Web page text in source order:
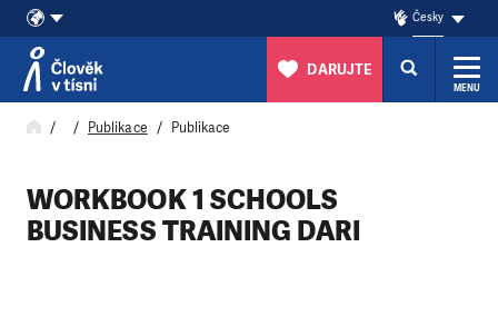
Přeskočit na obsah
Česky
DARUJTE
MENU
Publikace Publikace
WORKBOOK 1 SCHOOLS
BUSINESS TRAINING DARI